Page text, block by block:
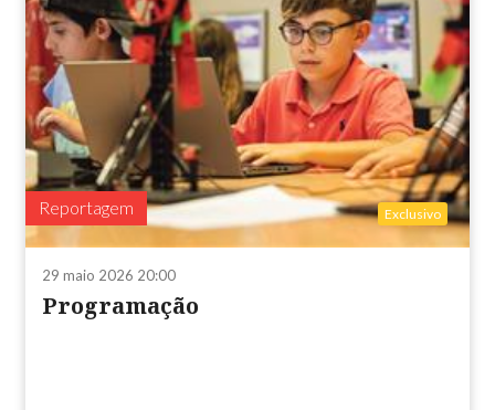
Reportagem Exclusivo
29 maio 2026 20:00
Programação